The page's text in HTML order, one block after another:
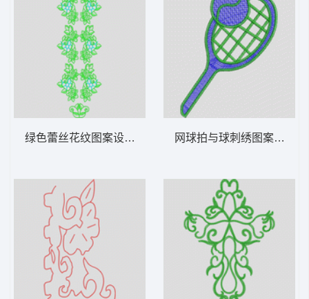
绿色蕾丝花纹图案设计 仿水溶花朵网球拍与球刺绣图案 网球